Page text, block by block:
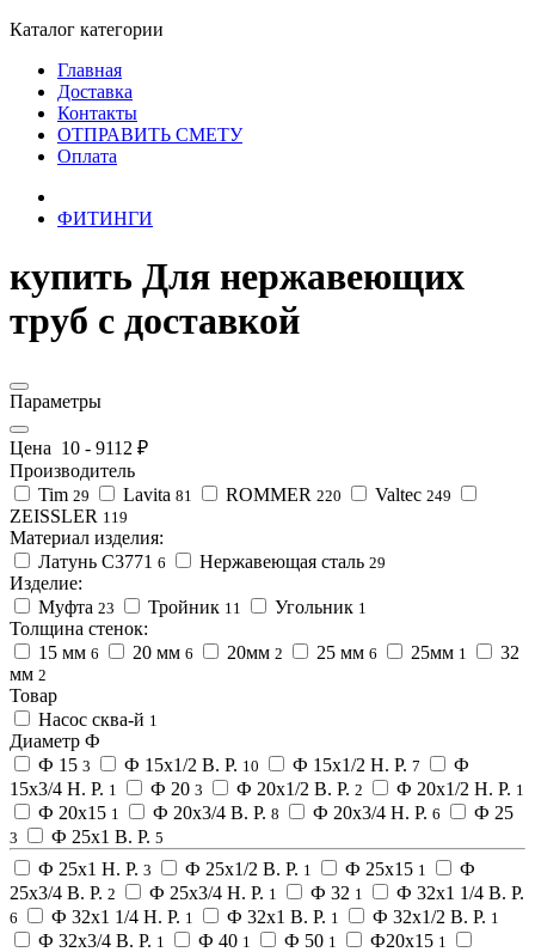
Каталог категории
Главная
Доставка
Контакты
ОТПРАВИТЬ СМЕТУ
Оплата
ФИТИНГИ
купить Для нержавеющих
труб с доставкой
Параметры
Цена 10 - 9112 ₽
Производитель
Tim 29 Lavita 81 ROMMER 220 Valtec 249
ZEISSLER 119
Материал изделия:
Латунь C3771 6 Нержавеющая сталь 29
Изделие:
Муфта 23 Тройник 11 Угольник 1
Толщина стенок:
15 мм 6 20 мм 6 20мм 2 25 мм 6 25мм 1
32
мм 2
Товар
Насос сква-й 1
Диаметр Ф
Ф 15 3 Ф 15х1/2 В. Р. 10 Ф 15х1/2 Н. Р. 7
Ф
15х3/4 Н. Р. 1 Ф 20 3 Ф 20х1/2 В. Р. 2 Ф 20х1/2 Н. Р. 1
Ф 20х15 1 Ф 20х3/4 В. Р. 8 Ф 20х3/4 Н. Р. 6 Ф 25
3 Ф 25х1 В. Р. 5
Ф 25х1 Н. Р. 3 Ф 25х1/2 В. Р. 1 Ф 25х15 1
Ф
25х3/4 В. Р. 2 Ф 25х3/4 Н. Р. 1 Ф 32 1 Ф 32х1 1/4 В. Р.
6 Ф 32х1 1/4 Н. Р. 1 Ф 32х1 В. Р. 1 Ф 32х1/2 В. Р. 1
Ф 32х3/4 В. Р. 1 Ф 40 1 Ф 50 1 Ф20х15 1